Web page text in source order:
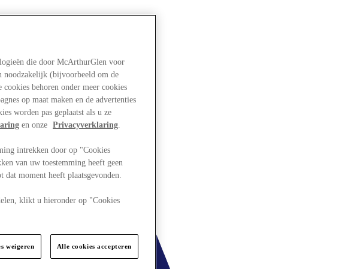
die door McArthurGlen voor
noodzakelijk (bijvoorbeeld om de
behoren onder meer cookies
op maat maken en de advertenties
worden pas geplaatst als u ze
en onze Privacyverklaring.
intrekken door op "Cookies
van uw toestemming heeft geen
moment heeft plaatsgevonden.
klikt u hieronder op "Cookies
weigeren Alle cookies accepteren